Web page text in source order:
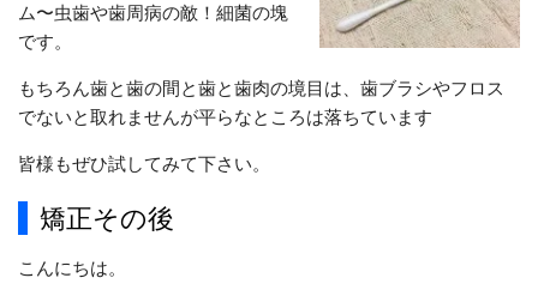
ム〜虫歯や歯周病の敵！細菌の塊
です。
もちろん歯と歯の間と歯と歯肉の境目は、歯ブラシやフロス
でないと取れませんが平らなところは落ちています
皆様もぜひ試してみて下さい。
矯正その後
こんにちは。